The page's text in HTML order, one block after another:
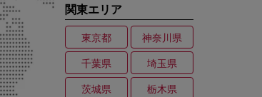
関東エリア
東京都
神奈川県
千葉県
埼玉県
茨城県
栃木県